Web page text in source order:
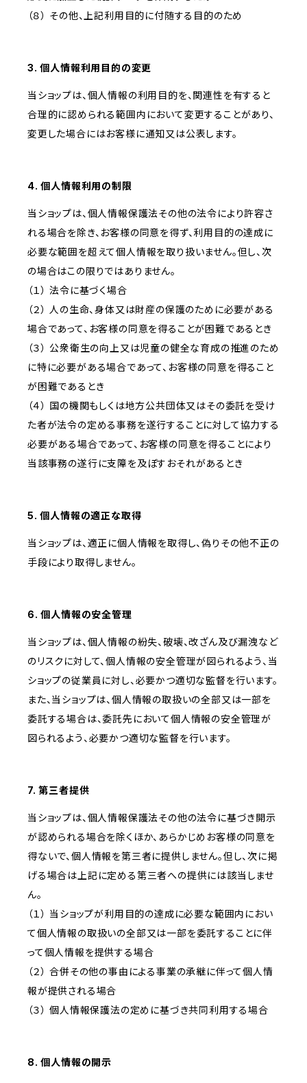
（８） その他、上記利用目的に付随する目的のため
3. 個人情報利用目的の変更
当ショップは、個人情報の利用目的を、関連性を有すると
合理的に認められる範囲内において変更することがあり、
変更した場合にはお客様に通知又は公表します。
4. 個人情報利用の制限
当ショップは、個人情報保護法その他の法令により許容さ
れる場合を除き、お客様の同意を得ず、利用目的の達成に
必要な範囲を超えて個人情報を取り扱いません。但し、次
の場合はこの限りではありません。
（１） 法令に基づく場合
（２） 人の生命、身体又は財産の保護のために必要がある
場合であって、お客様の同意を得ることが困難であるとき
（３） 公衆衛生の向上又は児童の健全な育成の推進のため
に特に必要がある場合であって、お客様の同意を得ること
が困難であるとき
（４） 国の機関もしくは地方公共団体又はその委託を受け
た者が法令の定める事務を遂行することに対して協力する
必要がある場合であって、お客様の同意を得ることにより
当該事務の遂行に支障を及ぼすおそれがあるとき
5. 個人情報の適正な取得
当ショップは、適正に個人情報を取得し、偽りその他不正の
手段により取得しません。
6. 個人情報の安全管理
当ショップは、個人情報の紛失、破壊、改ざん及び漏洩など
のリスクに対して、個人情報の安全管理が図られるよう、当
ショップの従業員に対し、必要かつ適切な監督を行います。
また、当ショップは、個人情報の取扱いの全部又は一部を
委託する場合は、委託先において個人情報の安全管理が
図られるよう、必要かつ適切な監督を行います。
7. 第三者提供
当ショップは、個人情報保護法その他の法令に基づき開示
が認められる場合を除くほか、あらかじめお客様の同意を
得ないで、個人情報を第三者に提供しません。但し、次に掲
げる場合は上記に定める第三者への提供には該当しませ
ん。
（１） 当ショップが利用目的の達成に必要な範囲内におい
て個人情報の取扱いの全部又は一部を委託することに伴
って個人情報を提供する場合
（２） 合併その他の事由による事業の承継に伴って個人情
報が提供される場合
（３） 個人情報保護法の定めに基づき共同利用する場合
8. 個人情報の開示